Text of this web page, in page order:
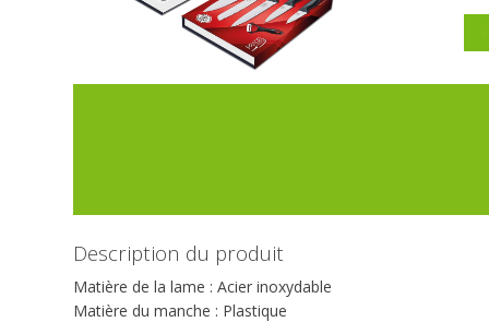
Description du produit
Matière de la lame : Acier inoxydable
Matière du manche : Plastique